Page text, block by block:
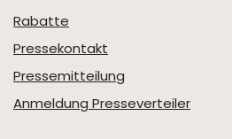
Rabatte
Pressekontakt
Pressemitteilung
Anmeldung Presseverteiler